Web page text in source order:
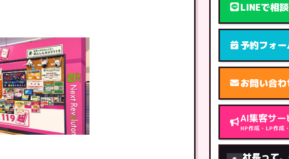
LINEで相談
予約フォー
お問い合わ
AI集客サー
HP作成・LP作成